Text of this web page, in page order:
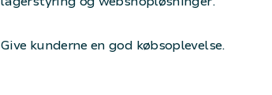
Give kunderne en god købsoplevelse.